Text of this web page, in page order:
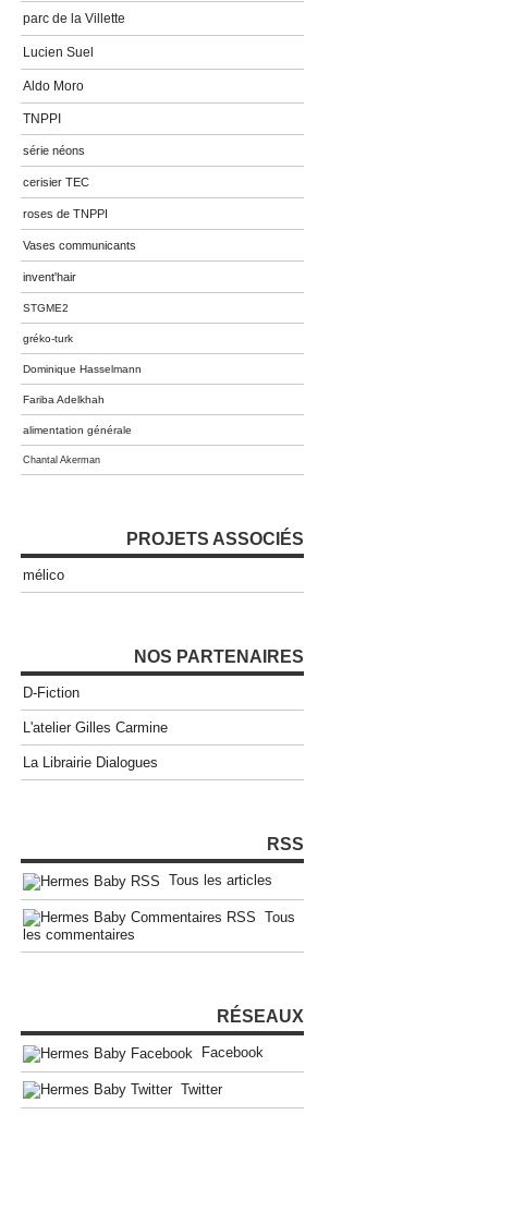
parc de la Villette
Lucien Suel
Aldo Moro
TNPPI
série néons
cerisier TEC
roses de TNPPI
Vases communicants
invent'hair
STGME2
gréko-turk
Dominique Hasselmann
Fariba Adelkhah
alimentation générale
Chantal Akerman
PROJETS ASSOCIÉS
mélico
NOS PARTENAIRES
D-Fiction
L'atelier Gilles Carmine
La Librairie Dialogues
RSS
Tous les articles
Tous
les commentaires
RÉSEAUX
Facebook
Twitter